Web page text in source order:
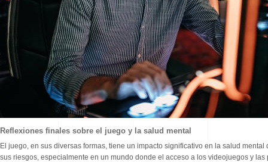
Reflexiones finales sobre el juego y la salud mental
El juego, en sus diversas formas, tiene un impacto significativo en la salud
sus riesgos, especialmente en un mundo donde el acceso a los videojuegos y